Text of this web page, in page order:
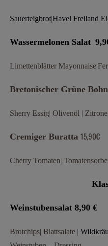
Sauerteigbrot|Havel Freiland
Wassermelonen Salat
Limettenblätter Mayonnaise
Bretonischer Grüne
Sherry Essig| Olivenöl | Zitrone
Cremiger Buratta 15,90€
Cherry Tomaten|
Weinstubensalat 8,90 €
Brotchips| Blattsalate |